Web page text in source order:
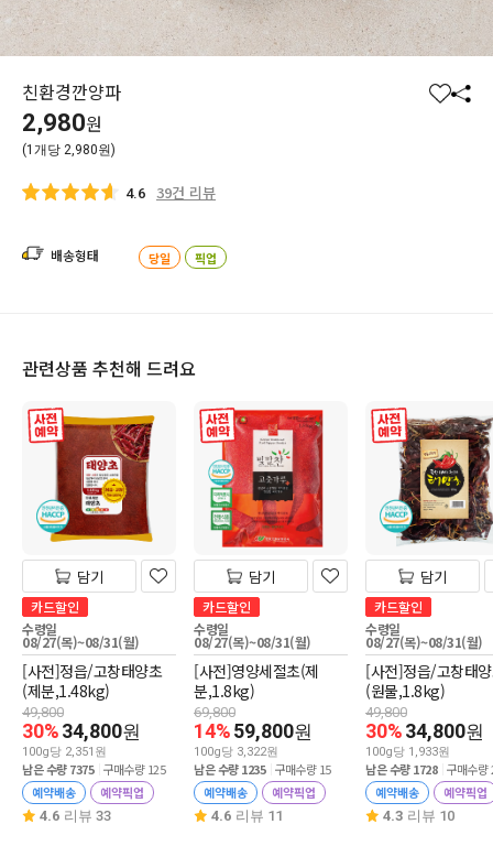
친환경깐양파
찜 공
2,980원
(1개당 2,980원)
4.6 39건 리뷰
배송형태 당일 픽업
관련상품 추천해 드려요
담기
카드할인
수령일
08/27(목)~08/31(월)
[사전]정읍/고창태양초
(제분,1.48kg)
49,800
30%34,800원
100g당 2,351원
남은 수량 7375 구매수량 125
예약배송
예약픽업
4.6 리뷰 33
사전 예약
담기
카드할인
수령일
08/27(목)~08/31(월)
[사전]영양세절초(제
분,1.8kg)
69,800
14%59,800원
100g당 3,322원
남은 수량 1235 구매수량 15
예약배송
예약픽업
4.6 리뷰 11
담기
카드할인
수령일
08/27(목)~08/31(월)
[사전]정읍/고창태
(원물,1.8kg)
49,800
30%34,800원
100g당 1,933원
남은 수량 1728 구매수량
예약배송
예약픽업
4.3 리뷰 10